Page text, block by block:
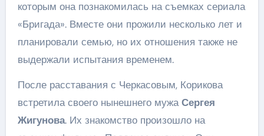
которым она познакомилась на съемках сериала
«Бригада». Вместе они прожили несколько лет и
планировали семью, но их отношения также не
выдержали испытания временем.
После расставания с Черкасовым, Корикова
встретила своего нынешнего мужаСергея
Жигунова. Их знакомство произошло на